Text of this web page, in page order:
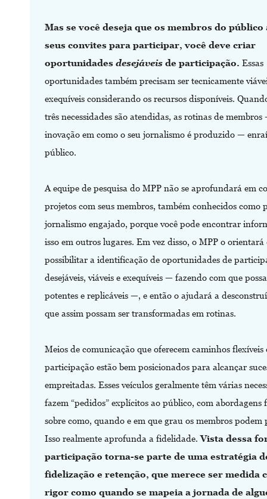
Mas se você deseja que os membros do público
seus convites para participar, você deve criar
oportunidades desejáveis de participação. Essas
oportunidades também precisam ser tecnicamente
exequíveis considerando os recursos disponíveis.
três necessidades são atendidas, as rotinas de
inovação em como o seu jornalismo é produzido —
público.
A equipe de pesquisa do MPP não se aprofundará em
projetos com seus membros, também conhecidos como
jornalismo engajado, porque você pode encontrar
isso em outros lugares. Em vez disso, o MPP o orientará
possibilitar a identificação de oportunidades de
desejáveis, viáveis ​​e exequíveis ​​— fazendo com que
potentes e replicáveis —, e então o ajudará a
que assim possam ser transformadas em rotinas.
Meios de comunicação que oferecem caminhos flexíveis
participação estão bem posicionados para alcançar
empreitadas. Esses veículos geralmente têm várias
fazem “pedidos” explícitos ao público, com abordagens
sobre como, quando e em que grau os membros
Isso realmente aprofunda a fidelidade.Vista dessa
participação torna-se parte de uma estratégia
fidelização e retenção, que merece ser medida
rigor como quando se mapeia a jornada de